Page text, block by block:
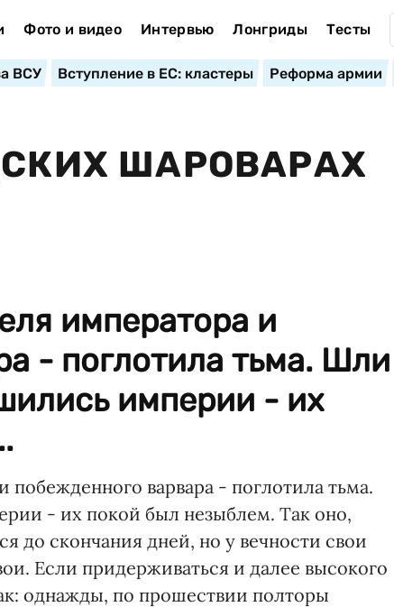
Фото и видео Интервью Лонгриды Тесты
ВСУ Вступление в ЕС: кластеры Реформа армии
ШАРОВАРАХ
императора и
- поглотила тьма. Шли
империи - их
варвара - поглотила тьма.
- их покой был незыблем. Так оно,
до скончания дней, но у вечности свои
Если придерживаться и далее высокого
однажды, по прошествии полторы